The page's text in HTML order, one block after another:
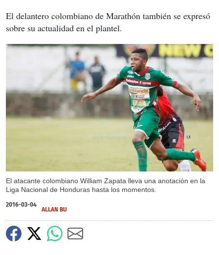
El delantero colombiano de Marathón también se expresó
sobre su actualidad en el plantel.
El atacante colombiano William Zapata lleva una anotación en la
Liga Nacional de Honduras hasta los momentos.
X
2016-03-04
ALLAN BU